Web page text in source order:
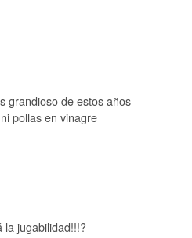
grandioso de estos años
pollas en vinagre
la jugabilidad!!!?